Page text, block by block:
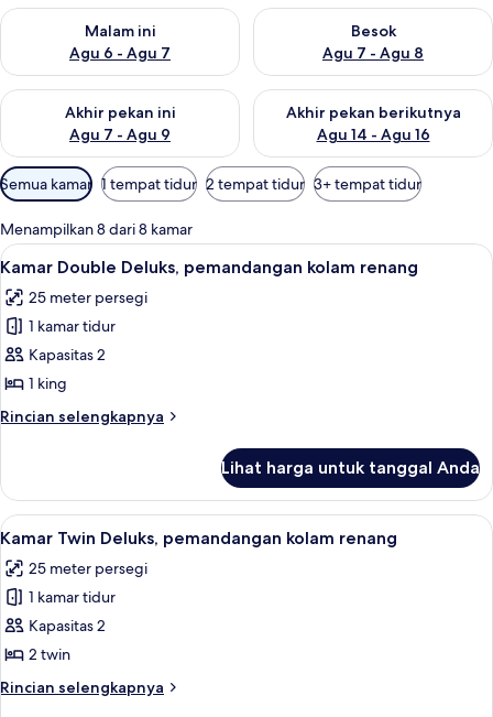
Malam ini
Agu 6 - Agu 7
Periksa ketersediaan untuk malam ini Agu 6 - Agu 7
Besok
Agu 7 - Agu 8
Periksa ketersediaan untuk
Akhir pekan ini
Agu 7 - Agu 9
Periksa ketersediaan untuk akhir pekan ini Agu 7 - Agu 9
Akhir pekan berikutnya
Agu 14 - Agu 16
Periksa ketersediaan untuk
Filter
tersedia
untuk
kamar
Semua kamar 1 tempat tidur 2 tempat tidur 3+ tempat tidur
Menampilkan 8 dari 8 kamar
Lihat
semua
foto
untuk
Kamar
Double
Deluks,
pemandangan
renang
Kamar Double Deluks,
10
Kamar Double Deluks, pemandangan kolam renang
25 meter persegi
1 kamar tidur
Kapasitas 2
1 king
Rincian selengkapnya
Rincian
Kamar
Double
Deluks,
kolam
renang
Lihat harga untuk tanggal Anda
Lihat
semua
foto
untuk
Kamar
Twin
Deluks,
pemandangan
Kamar Twin Deluks, pemandangan
7
Kamar Twin Deluks, pemandangan kolam renang
25 meter persegi
1 kamar tidur
Kapasitas 2
2 twin
Rincian selengkapnya
Rincian